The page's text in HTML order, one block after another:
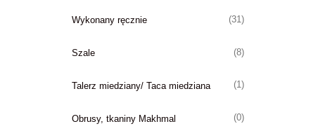
Wykonany ręcznie (31)
Szale (8)
Talerz miedziany/ Taca miedziana (1)
Obrusy, tkaniny Makhmal (0)